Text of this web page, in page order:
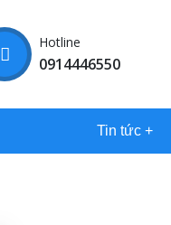
Hotline
0914446550
Tin tức